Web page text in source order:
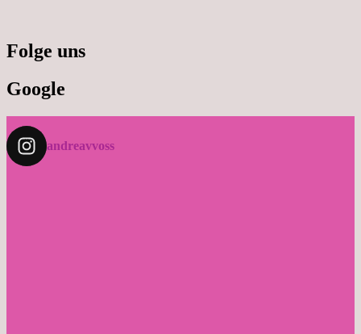
Folge uns
Google
andreavvoss